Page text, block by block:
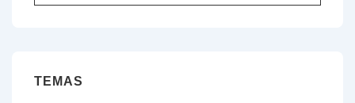
por:
TEMAS